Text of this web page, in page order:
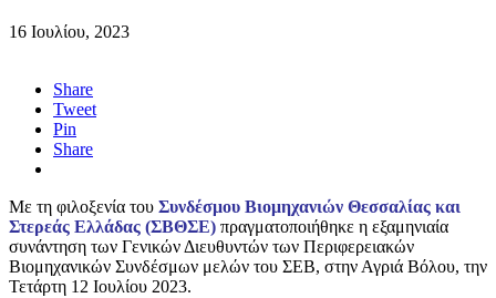
16 Ιουλίου, 2023
Share
Tweet
Pin
Share
Με τη φιλοξενία του Συνδέσμου Βιομηχανιών Θεσσαλίας και
Στερεάς Ελλάδας (ΣΒΘΣΕ) πραγματοποιήθηκε η εξαμηνιαία
συνάντηση των Γενικών Διευθυντών των Περιφερειακών
Βιομηχανικών Συνδέσμων μελών του ΣΕΒ, στην Αγριά Βόλου, την
Τετάρτη 12 Ιουλίου 2023.